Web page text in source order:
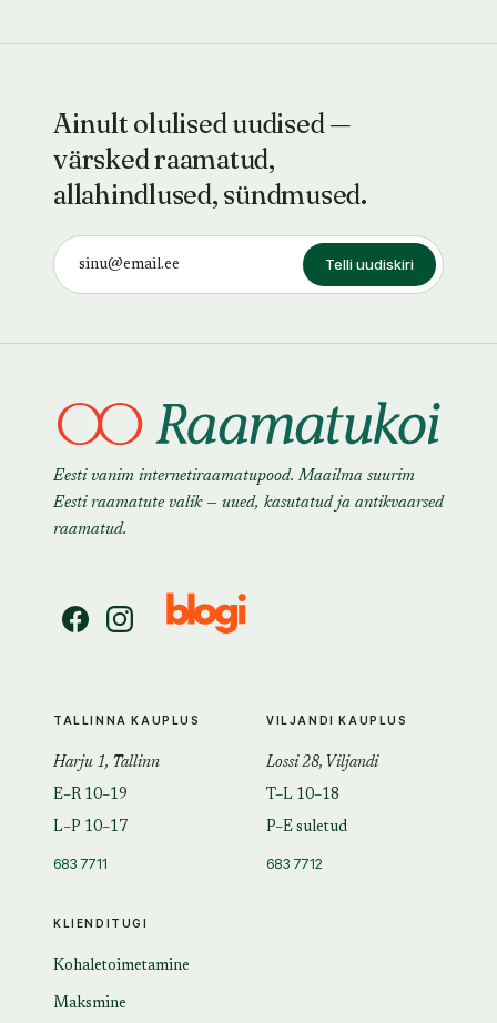
Ainult olulised uudised —
värsked raamatud,
allahindlused, sündmused.
Telli uudiskiri
Eesti vanim internetiraamatupood. Maailma suurim
Eesti raamatute valik — uued, kasutatud ja antikvaarsed
raamatud.
KLIENDITUGI
Kohaletoimetamine
Maksmine
TALLINNA KAUPLUS
Harju 1, Tallinn
E–R 10–19
L–P 10–17
683 7711
VILJANDI KAUPLUS
Lossi 28, Viljandi
T–L 10–18
P–E suletud
683 7712